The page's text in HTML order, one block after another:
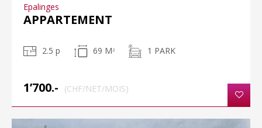
Epalinges
APPARTEMENT
2.5 p 69 M 2 1 PARK
1’700.- (CHF/NET/MOIS)